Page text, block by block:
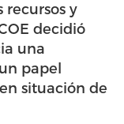
y
decidió
una
papel
situación de